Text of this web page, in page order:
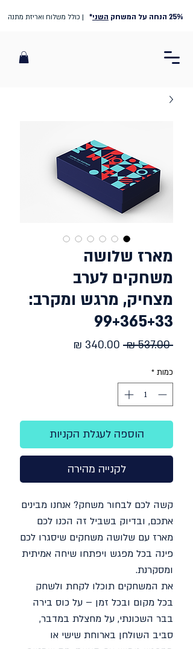
25% הנחה על המשחק השני* | כולל משלוח ואריזת מתנה
מארז שלושה
משחקים לערב
מצחיק, מרגש ומקרב:
99+365+33
‏537.00 ‏₪
מחיר
כמות *
הוספה לעגלת הקניות
לקנייה מהירה
קשה לכם לבחור משחק? אנחנו מבינים
אתכם, ובדיוק בשביל זה הכנו לכם
מארז עם שלושה משחקים שיסגרו לכם
פינה בכל מפגש ויפתחו שיחה אמיתית
ומסקרנת.
את המשחקים תוכלו לקחת ולשחק
בכל מקום ובכל זמן – על כוס בירה
בבר השכונתי, על מחצלת במדבר,
סביב השולחן בארוחת שישי או